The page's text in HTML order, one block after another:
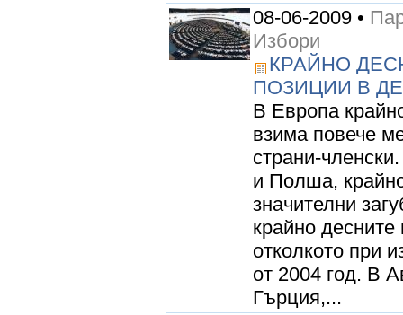
08-06-2009 •
Избори
КРАЙНО
ПОЗИЦИИ В
В Европа
взима повече
страни-
и Полша,
значителни
крайно
отколкото при
от 2004 год. В
Гърция,...